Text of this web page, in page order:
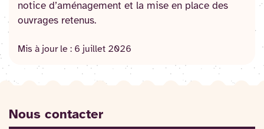
notice d’aménagement et la mise en place des
ouvrages retenus.
Mis à jour le : 6 juillet 2026
Nous contacter